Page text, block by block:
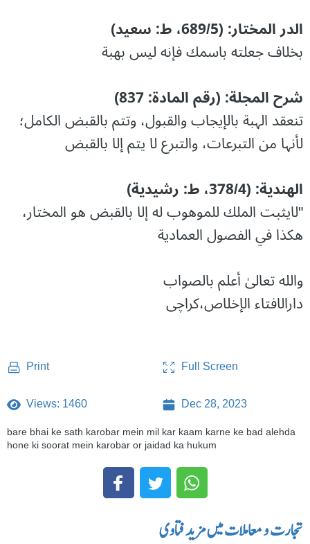
الدر المختار: (689/5، ط: سعید)
بخلاف جعلته باسمك فإنه ليس بهبة
شرح المجلة: (رقم المادۃ: 837)
تنعقد الہبة بالإیجاب والقبول، وتتم بالقبض الکامل؛
لأنہا من التبرعات، والتبرع لا یتم إلا بالقبض
الھندیة: (378/4، ط: رشیدیة)
"لايثبت الملك للموهوب له إلا بالقبض هو المختار،
هكذا في الفصول العمادية
والله تعالىٰ أعلم بالصواب ‏
دارالافتاء الإخلاص،کراچی
Print Full Screen
Views: 1460 Dec 28, 2023
bare bhai ke sath karobar mein mil kar kaam karne ke bad alehda
hone ki soorat mein karobar or jaidad ka hukum
تجارت و معاملات میں مزید فتاوی